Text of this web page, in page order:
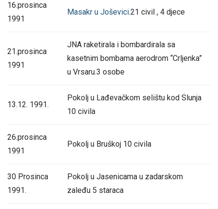
16.prosinca
1991
Masakr u Joševici.21 civil , 4 djece
21.prosinca
1991
JNA raketirala i bombardirala sa
kasetnim bombama aerodrom “Crljenka”
u Vrsaru.3 osobe
13.12. 1991.
Pokolj u Lađevačkom selištu kod Slunja
10 civila
26.prosinca
1991
Pokolj u Bruškoj 10 civila
30 Prosinca
1991.
Pokolj u Jasenicama u zadarskom
zaleđu 5 staraca